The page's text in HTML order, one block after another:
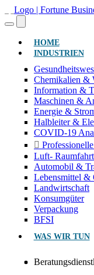
HOME
INDUSTRIEN
Chemikalien &
Information &
Maschinen &
Energie &
Halbleiter &
COVID-19
Luft-
Automobil &
Lebensmittel &
Landwirtschaft
Konsumgüter
Verpackung
BFSI
WAS WIR TUN